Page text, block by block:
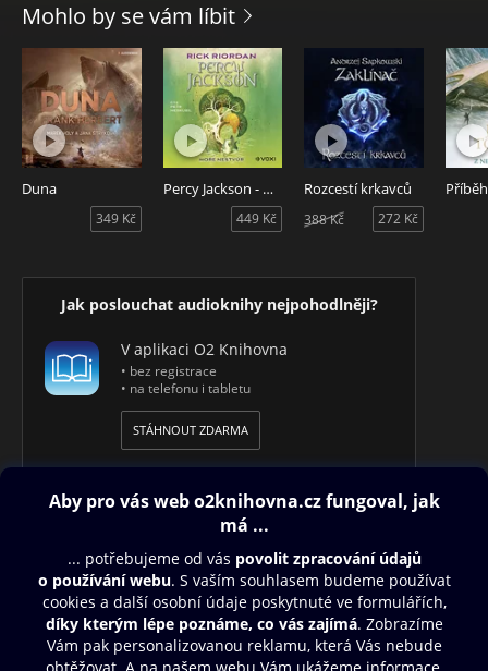
Audiokniha Zombiekarnace, autor Honza Slívka, čte Miroslav
Černý, režie Ondřej Černý.
Mohlo by se vám líbit
Duna
349 Kč
Percy Jackson - Moře nestvůr
449 Kč
Rozcestí krkavců
272 Kč
388 Kč
Jak poslouchat audioknihy nejpohodlněji?
V aplikaci O2 Knihovna
• bez registrace
• na telefonu i tabletu
STÁHNOUT ZDARMA
Obsah ke stažení
Moje O2 Knihovna
Další zábava